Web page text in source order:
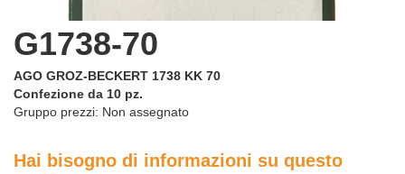
G1738-70
AGO GROZ-BECKERT 1738 KK 70
Confezione da 10 pz.
Gruppo prezzi: Non assegnato
Hai bisogno di informazioni su questo